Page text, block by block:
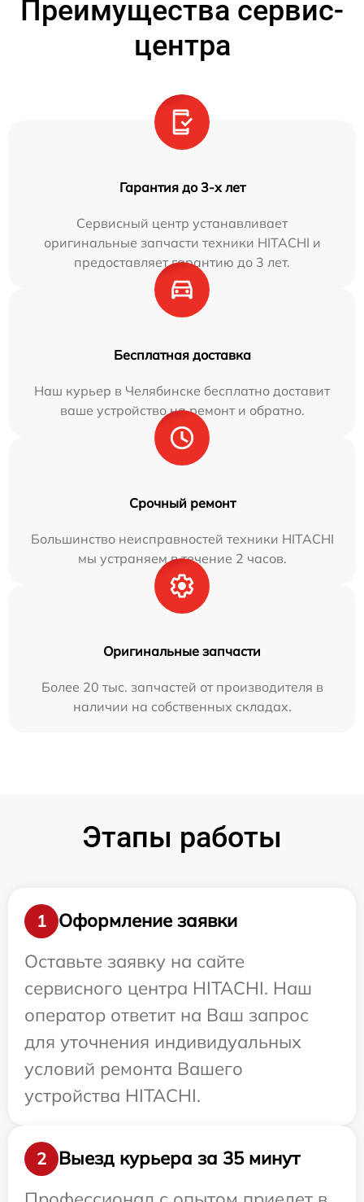
Преимущества сервис-
центра
Гарантия до 3-х лет
Сервисный центр устанавливает
оригинальные запчасти техники HITACHI и
предоставляет гарантию до 3 лет.
Бесплатная доставка
Наш курьер в Челябинске бесплатно доставит
ваше устройство на ремонт и обратно.
Срочный ремонт
Большинство неисправностей техники HITACHI
мы устраняем в течение 2 часов.
Оригинальные запчасти
Более 20 тыс. запчастей от производителя в
наличии на собственных складах.
Этапы работы
1
Оформление заявки
Оставьте заявку на сайте
сервисного центра HITACHI. Наш
оператор ответит на Ваш запрос
для уточнения индивидуальных
условий ремонта Вашего
устройства HITACHI.
2
Выезд курьера за 35 минут